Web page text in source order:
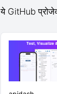
ये GitHub